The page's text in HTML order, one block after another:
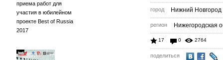
приема работ для
участия в юбилейном
проекте Best of Russia
2017
город Нижний Новгород
регион Нижегородская
17 0 2764
поделиться